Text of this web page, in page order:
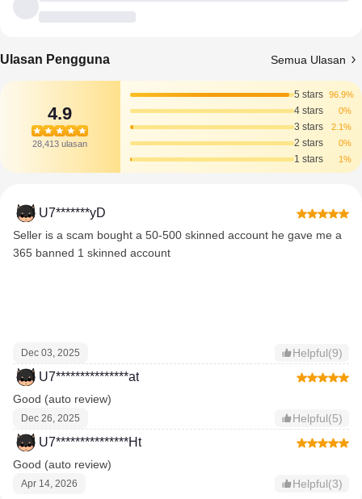
Ulasan Pengguna Semua Ulasan
4.9
28,413 ulasan
5 stars 96.9%
4 stars 0%
3 stars 2.1%
2 stars 0%
1 stars 1%
U7*******yD
Seller is a scam bought a 50-500 skinned account he gave me a
365 banned 1 skinned account
Dec 03, 2025 Helpful(9)
U7***************at
Good (auto review)
Dec 26, 2025 Helpful(5)
U7***************Ht
Good (auto review)
Apr 14, 2026 Helpful(3)